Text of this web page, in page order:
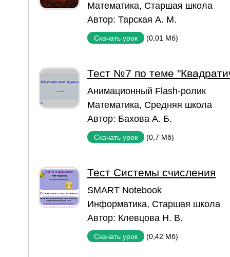
Математика, Старшая школа
Автор: Тарская А. М.
Скачать урок (0,01 Мб)
Тест №7 по теме
Aнимационный Flash-ролик
Математика, Средняя школа
Автор: Бахова А. Б.
Скачать урок (0,7 Мб)
Тест Системы счисления
SMART Notebook
Информатика, Старшая школа
Автор: Клевцова Н. В.
Скачать урок (0,42 Мб)